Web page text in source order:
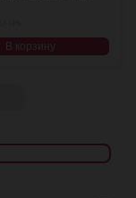
В корзину